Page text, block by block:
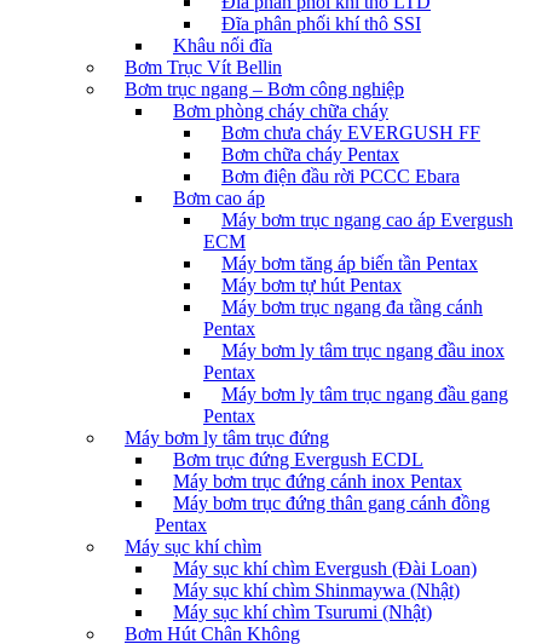
Đĩa phân phối khí thô SSI
Khâu nối đĩa
Bơm Trục Vít Bellin
Bơm trục ngang – Bơm công nghiệp
Bơm phòng cháy chữa cháy
Bơm chưa cháy EVERGUSH FF
Bơm chữa cháy Pentax
Bơm điện đầu rời PCCC Ebara
Bơm cao áp
Máy bơm trục ngang cao áp Evergush
ECM
Máy bơm tăng áp biến tần Pentax
Máy bơm tự hút Pentax
Máy bơm trục ngang đa tầng cánh
Pentax
Máy bơm ly tâm trục ngang đầu inox
Pentax
Máy bơm ly tâm trục ngang đầu gang
Pentax
Máy bơm ly tâm trục đứng
Bơm trục đứng Evergush ECDL
Máy bơm trục đứng cánh inox Pentax
Máy bơm trục đứng thân gang cánh đồng
Pentax
Máy sục khí chìm
Máy sục khí chìm Evergush (Đài Loan)
Máy sục khí chìm Shinmaywa (Nhật)
Máy sục khí chìm Tsurumi (Nhật)
Bơm Hút Chân Không